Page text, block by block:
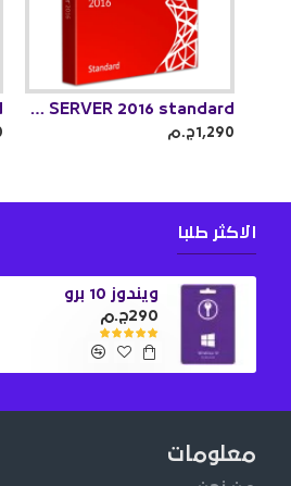
SQL SERVER 2016 standard
1,290ج.م
الاكثر طلبا
ويندوز 10 برو
290ج.م
معلومات